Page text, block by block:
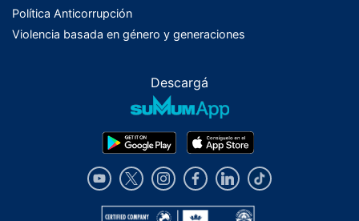
Política Anticorrupción
Violencia basada en género y generaciones
Descargá